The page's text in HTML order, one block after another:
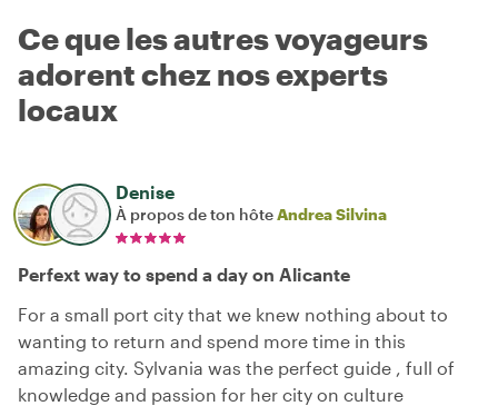
Ce que les autres voyageurs
adorent chez nos experts
locaux
Denise
À propos de ton hôteAndrea Silvina
Perfext way to spend a day on Alicante
For a small port city that we knew nothing about to
wanting to return and spend more time in this
amazing city. Sylvania was the perfect guide , full of
knowledge and passion for her city on culture